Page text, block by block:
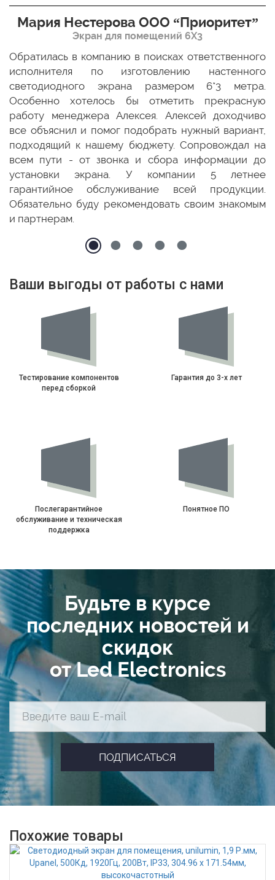
Мария Нестерова ООО “Приоритет”
Экран для помещений 6Х3
Обратилась в компанию в поисках ответственного
исполнителя по изготовлению настенного
светодиодного экрана размером 6*3 метра.
Особенно хотелось бы отметить прекрасную
работу менеджера Алексея. Алексей доходчиво
все объяснил и помог подобрать нужный вариант,
подходящий к нашему бюджету. Сопровождал на
всем пути - от звонка и сбора информации до
установки экрана. У компании 5 летнее
гарантийное обслуживание всей продукции.
Обязательно буду рекомендовать своим знакомым
и партнерам.
Ваши выгоды от работы с нами
Тестирование компонентов
перед сборкой
Гарантия до 3-х лет
Послегарантийное
обслуживание и техническая
поддержка
Понятное ПО
Будьте в курсе
последних новостей и
скидок
от Led Electronics
Похожие товары